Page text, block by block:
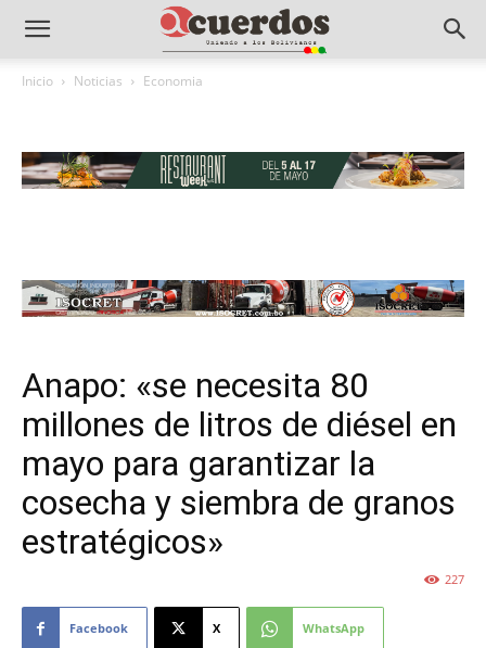
Inicio Noticias Economia
Anapo: «se necesita 80
millones de litros de diésel en
mayo para garantizar la
cosecha y siembra de granos
estratégicos»
227
Facebook X WhatsApp